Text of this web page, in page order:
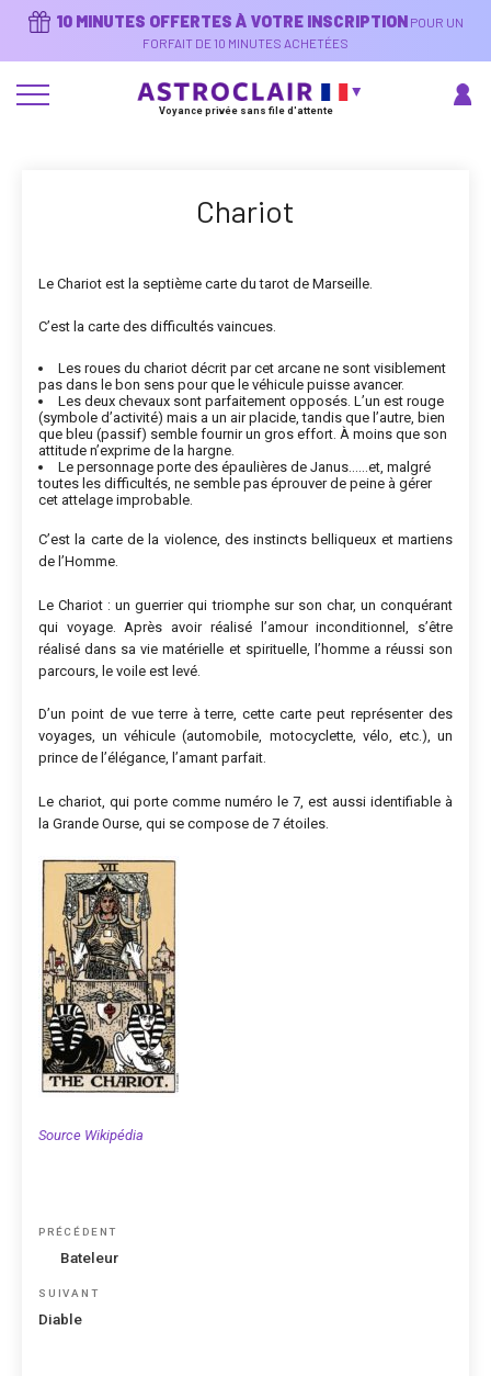
10 MINUTES OFFERTES À VOTRE INSCRIPTION POUR UN
FORFAIT DE 10 MINUTES ACHETÉES
Voyance privée sans file d'attente
Chariot
Le Chariot est la septième carte du tarot de Marseille.
C’est la carte des difficultés vaincues.
Les roues du chariot décrit par cet arcane ne sont visiblement
pas dans le bon sens pour que le véhicule puisse avancer.
Les deux chevaux sont parfaitement opposés. L’un est rouge
(symbole d’activité) mais a un air placide, tandis que l’autre, bien
que bleu (passif) semble fournir un gros effort. À moins que son
attitude n’exprime de la hargne.
Le personnage porte des épaulières de Janus……et, malgré
toutes les difficultés, ne semble pas éprouver de peine à gérer
cet attelage improbable.
C’est la carte de la violence, des instincts belliqueux et martiens
de l’Homme.
Le Chariot : un guerrier qui triomphe sur son char, un conquérant
qui voyage. Après avoir réalisé l’amour inconditionnel, s’être
réalisé dans sa vie matérielle et spirituelle, l’homme a réussi son
parcours, le voile est levé.
D’un point de vue terre à terre, cette carte peut représenter des
voyages, un véhicule (automobile, motocyclette, vélo, etc.), un
prince de l’élégance, l’amant parfait.
Le chariot, qui porte comme numéro le 7, est aussi identifiable à
la Grande Ourse, qui se compose de 7 étoiles.
Source Wikipédia
Navigation
Article
précédent
PRÉCÉDENT
Bateleur
Article
suivant
SUIVANT
Diable